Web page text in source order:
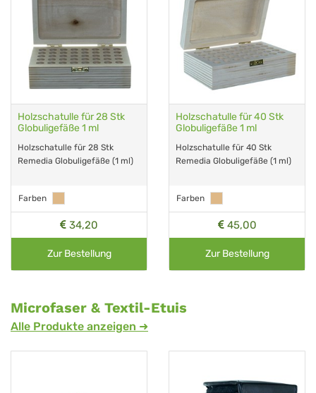
Holzschatulle für 28 Stk
Globuligefäße 1 ml
Holzschatulle für 28 Stk
Remedia Globuligefäße (1 ml)
Farben
34,20
Zur Bestellung
Holzschatulle für 40 Stk
Globuligefäße 1 ml
Holzschatulle für 40 Stk
Remedia Globuligefäße (1 ml)
Farben
45,00
Zur Bestellung
Microfaser & Textil-Etuis
Alle Produkte anzeigen ➜